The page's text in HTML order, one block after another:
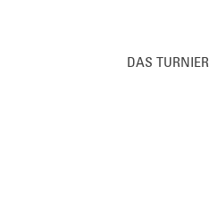
DAS TURNIER